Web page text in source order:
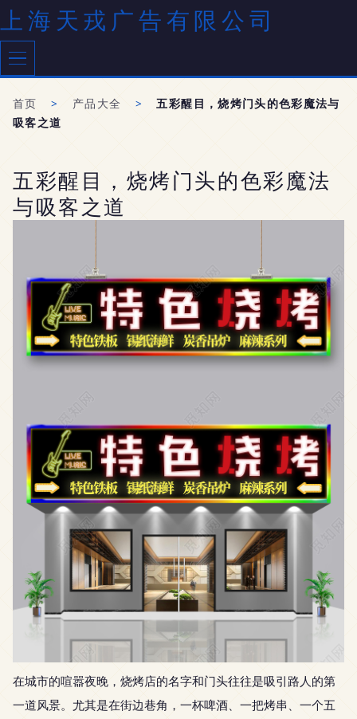
上海天戎广告有限公司
首页 > 产品大全 >
五彩醒目，烧烤门头的色彩魔法与
吸客之道
五彩醒目，烧烤门头的色彩魔法
与吸客之道
在城市的喧嚣夜晚，烧烤店的名字和门头往往是吸引路人的第
一道风景。尤其是在街边巷角，一杯啤酒、一把烤串、一个五